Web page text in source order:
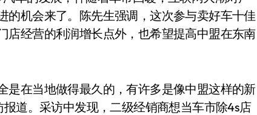
的机会来了。陈先生强调，这次参与卖好车十佳
店经营的利润增长点外，也希望提高中盟在东南
是在当地做得最久的，有许多是像中盟这样的新
道。采访中发现，二级经销商想当车市除4s店